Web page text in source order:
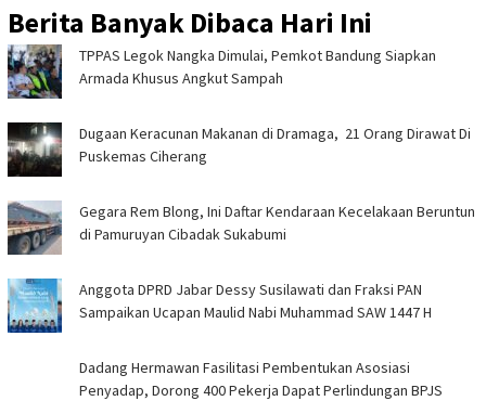
Berita Banyak Dibaca Hari Ini
TPPAS Legok Nangka Dimulai, Pemkot Bandung Siapkan
Armada Khusus Angkut Sampah
‎Dugaan Keracunan Makanan di Dramaga, 21 Orang Dirawat Di
Puskemas Ciherang ‎
Gegara Rem Blong, Ini Daftar Kendaraan Kecelakaan Beruntun
di Pamuruyan Cibadak Sukabumi
Anggota DPRD Jabar Dessy Susilawati dan Fraksi PAN
Sampaikan Ucapan Maulid Nabi Muhammad SAW 1447 H
Dadang Hermawan Fasilitasi Pembentukan Asosiasi
Penyadap, Dorong 400 Pekerja Dapat Perlindungan BPJS